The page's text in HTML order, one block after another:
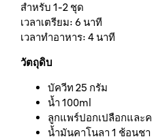
สำหรับ 1-2 ชุด
เวลาเตรียม: 6 นาที
เวลาทำอาหาร: 4 นาที
วัตถุดิบ
บัควีท 25 กรัม
น้ำ 100ml
ลูกแพร์ปอกเปลือกและ
น้ำมันคาโนลา 1 ช้อนชา